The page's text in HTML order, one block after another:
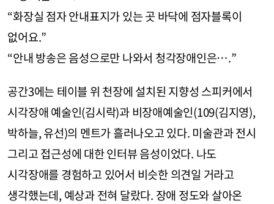
“화장실 점자 안내표지가 있는 곳 바닥에 점자블록이
없어요.”
“안내 방송은 음성으로만 나와서 청각장애인은….”
공간3에는 테이블 위 천장에 설치된 지향성 스피커에서
시각장애 예술인(김시락)과 비장애예술인(109(김지영),
박하늘, 유선)의 멘트가 흘러나오고 있다. 미술관과 전시
그리고 접근성에 대한 인터뷰 음성이었다. 나도
시각장애를 경험하고 있어서 비슷한 의견일 거라고
생각했는데, 예상과 전혀 달랐다. 장애 정도와 살아온